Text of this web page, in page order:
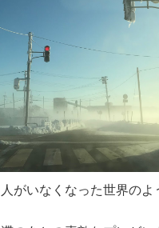
がいなくなった世界のよ